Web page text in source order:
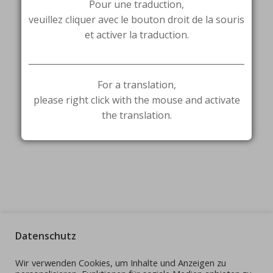
Datenschutz
Wir verwenden Cookies, um Inhalte und Anzeigen zu
Pour une traduction,
veuillez cliquer avec le bouton droit de la souris
et activer la traduction.
For a translation,
please right click with the mouse and activate
the translation.